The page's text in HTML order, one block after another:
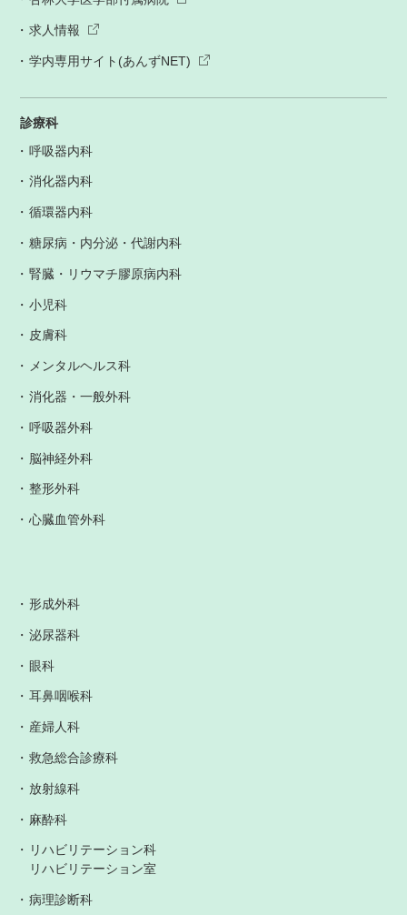
求人情報
学内専用サイト(あんずNET)
診療科
呼吸器内科
消化器内科
循環器内科
糖尿病・内分泌・代謝内科
腎臓・リウマチ膠原病内科
小児科
皮膚科
メンタルヘルス科
消化器・一般外科
呼吸器外科
脳神経外科
整形外科
心臓血管外科
形成外科
泌尿器科
眼科
耳鼻咽喉科
産婦人科
救急総合診療科
放射線科
麻酔科
リハビリテーション科
リハビリテーション室
病理診断科